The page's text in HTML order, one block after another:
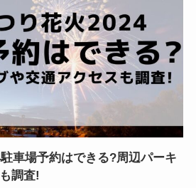
車場予約はできる?周辺パーキ
調査!